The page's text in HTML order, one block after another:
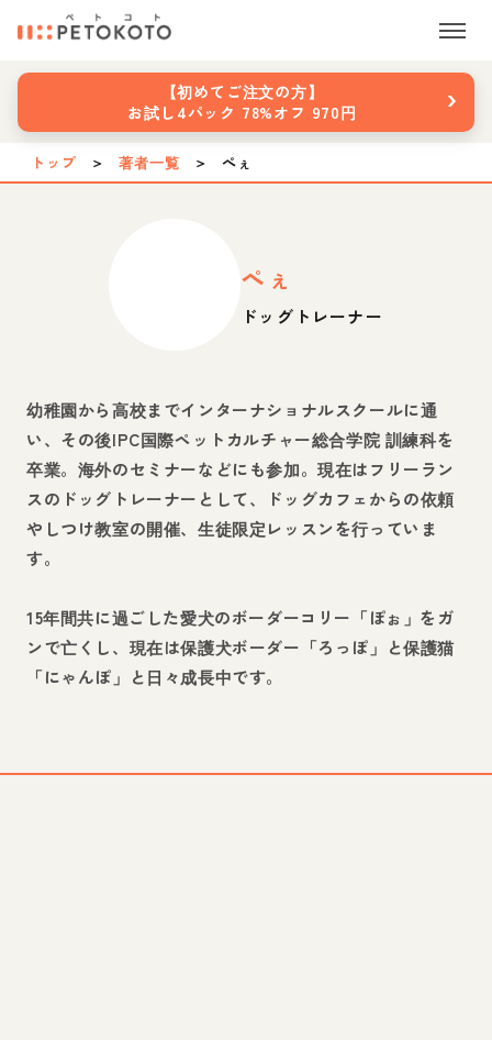
【初めてご注文の方】
お試し4パック 78%オフ 970円
›
トップ ＞ 著者一覧 ＞ ぺぇ
ぺぇ
ドッグトレーナー
幼稚園から高校までインターナショナルスクールに通
い、その後IPC国際ペットカルチャー総合学院 訓練科を
卒業。海外のセミナーなどにも参加。現在はフリーラン
スのドッグトレーナーとして、ドッグカフェからの依頼
やしつけ教室の開催、生徒限定レッスンを行っていま
す。
15年間共に過ごした愛犬のボーダーコリー「ぽぉ」をガ
ンで亡くし、現在は保護犬ボーダー「ろっぽ」と保護猫
「にゃんぽ」と日々成長中です。